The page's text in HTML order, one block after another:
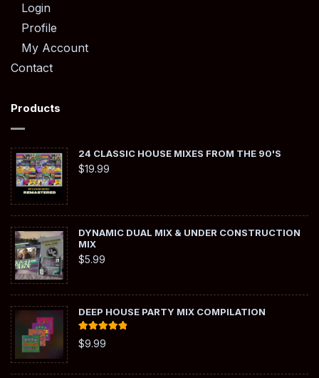
Login
Profile
My Account
Contact
Products
24 CLASSIC HOUSE MIXES FROM THE 90'S
$19.99
DYNAMIC DUAL MIX & UNDER CONSTRUCTION
MIX
$5.99
DEEP HOUSE PARTY MIX COMPILATION
Rated
out of 5
$9.99